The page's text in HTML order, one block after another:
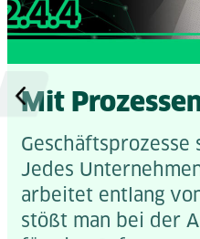
Mit
Geschäftsprozesse
Jedes
arbeitet entlang
stößt man bei der